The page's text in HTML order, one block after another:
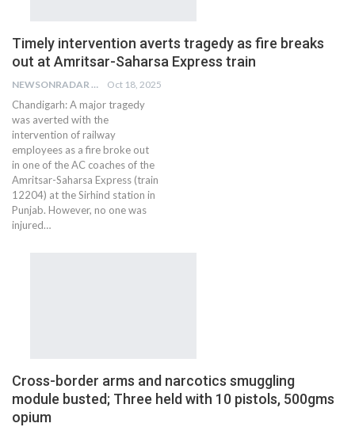
Timely intervention averts tragedy as fire breaks
out at Amritsar-Saharsa Express train
NEWSONRADAR BUREAU Oct 18, 2025
Chandigarh: A major tragedy
was averted with the
intervention of railway
employees as a fire broke out
in one of the AC coaches of the
Amritsar-Saharsa Express (train
12204) at the Sirhind station in
Punjab. However, no one was
injured…
Cross-border arms and narcotics smuggling
module busted; Three held with 10 pistols, 500gms
opium